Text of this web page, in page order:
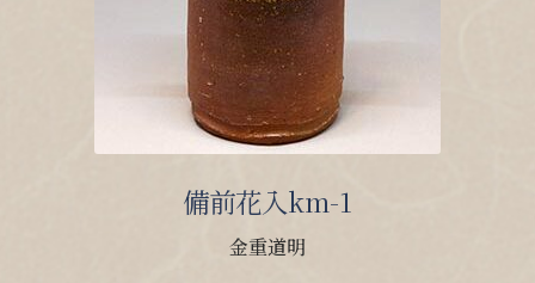
備前花入km-1
金重道明